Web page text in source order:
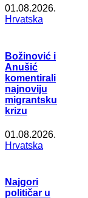
01.08.2026.
Hrvatska
Božinović i
Anušić
komentirali
najnoviju
migrantsku
krizu
01.08.2026.
Hrvatska
Najgori
političar u